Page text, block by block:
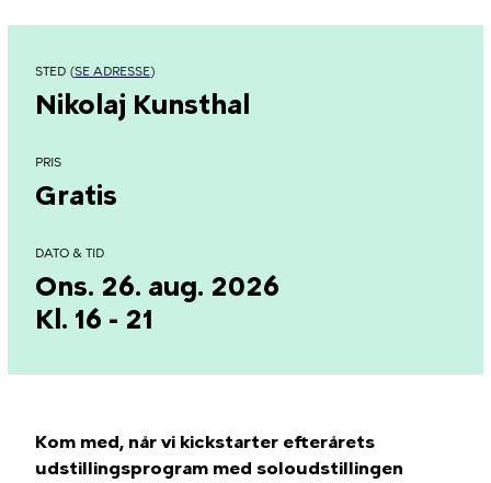
STED (SE ADRESSE)
Nikolaj Kunsthal
PRIS
Gratis
DATO & TID
Ons. 26. aug. 2026
Kl. 16 - 21
Kom med, når vi kickstarter efterårets
udstillingsprogram med soloudstillingen